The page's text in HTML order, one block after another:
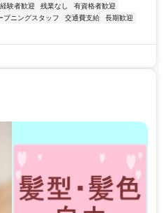
経験者歓迎 残業なし
有資格者歓迎
プニングスタッフ 交通費支給
長期歓迎